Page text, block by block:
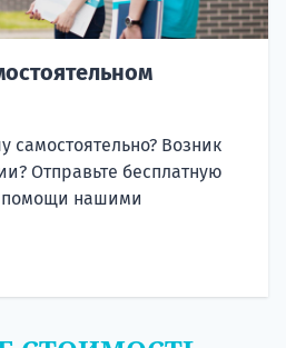
самостоятельно? Возник
Отправьте бесплатную
помощи нашими